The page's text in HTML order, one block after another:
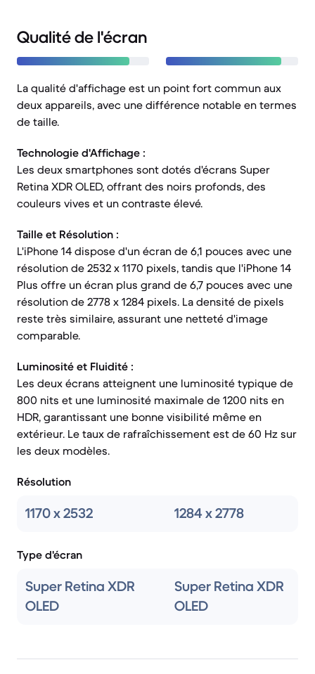
Qualité de l'écran
La qualité d'affichage est un point fort commun aux
deux appareils, avec une différence notable en termes
de taille.
Technologie d'Affichage :
Les deux smartphones sont dotés d'écrans Super
Retina XDR OLED, offrant des noirs profonds, des
couleurs vives et un contraste élevé.
Taille et Résolution :
L'iPhone 14 dispose d'un écran de 6,1 pouces avec une
résolution de 2532 x 1170 pixels, tandis que l'iPhone 14
Plus offre un écran plus grand de 6,7 pouces avec une
résolution de 2778 x 1284 pixels. La densité de pixels
reste très similaire, assurant une netteté d'image
comparable.
Luminosité et Fluidité :
Les deux écrans atteignent une luminosité typique de
800 nits et une luminosité maximale de 1200 nits en
HDR, garantissant une bonne visibilité même en
extérieur. Le taux de rafraîchissement est de 60 Hz sur
les deux modèles.
Résolution
1170 x 2532 1284 x 2778
Type d'écran
Super Retina XDR
OLED
Super Retina XDR
OLED